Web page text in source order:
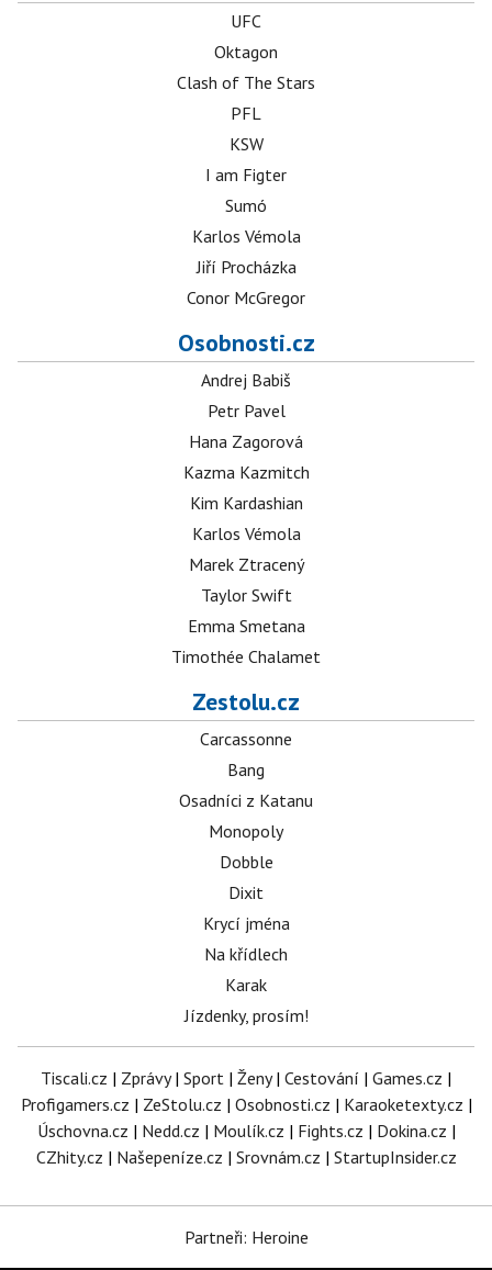
UFC
Oktagon
Clash of The Stars
PFL
KSW
I am Figter
Sumó
Karlos Vémola
Jiří Procházka
Conor McGregor
Osobnosti.cz
Andrej Babiš
Petr Pavel
Hana Zagorová
Kazma Kazmitch
Kim Kardashian
Karlos Vémola
Marek Ztracený
Taylor Swift
Emma Smetana
Timothée Chalamet
Zestolu.cz
Carcassonne
Bang
Osadníci z Katanu
Monopoly
Dobble
Dixit
Krycí jména
Na křídlech
Karak
Jízdenky, prosím!
Tiscali.cz | Zprávy| Sport | Ženy| Cestování | Games.cz |
Profigamers.cz | ZeStolu.cz | Osobnosti.cz | Karaoketexty.cz |
Úschovna.cz | Nedd.cz | Moulík.cz | Fights.cz | Dokina.cz |
CZhity.cz | Našepeníze.cz | Srovnám.cz | StartupInsider.cz
Partneři: Heroine